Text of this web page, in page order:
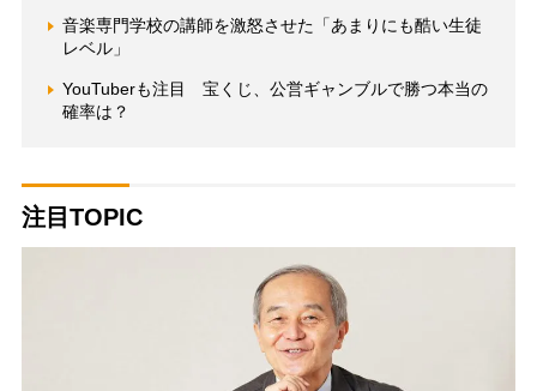
音楽専門学校の講師を激怒させた「あまりにも酷い生徒
レベル」
YouTuberも注目 宝くじ、公営ギャンブルで勝つ本当の
確率は？
注目TOPIC